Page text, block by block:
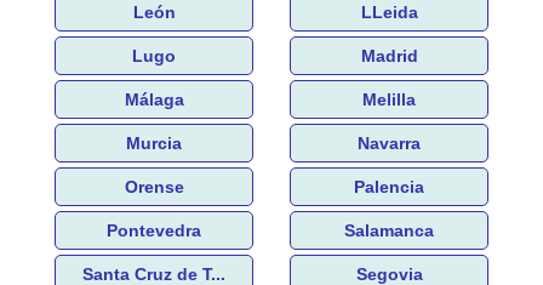
León LLeida
Lugo Madrid
Málaga Melilla
Murcia Navarra
Orense Palencia
Pontevedra Salamanca
Santa Cruz de T... Segovia